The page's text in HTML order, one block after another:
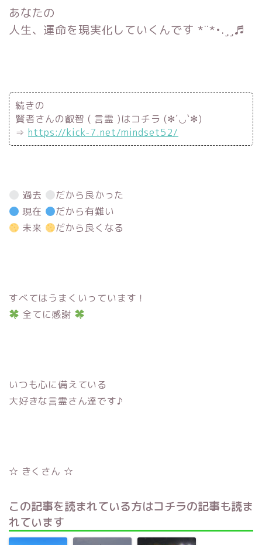
あなたの
人生、運命を現実化していくんです *¨*•.¸¸♬
続きの
賢者さんの叡智 ( 言霊 )はコチラ (✻´◡`✻)
⇒ https://kick-7.net/mindset52/
過去
だから良かった
現在
だから有難い
未来
だから良くなる
すべてはうまくいっています！
全てに感謝
いつも心に備えている
大好きな言霊さん達です♪
☆ きくさん ☆
この記事を読まれている方はコチラの記事も読ま
れています